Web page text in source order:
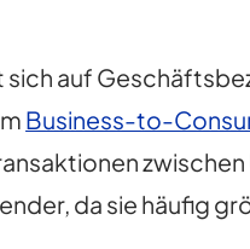
sich auf
Business-to-
da sie häufig